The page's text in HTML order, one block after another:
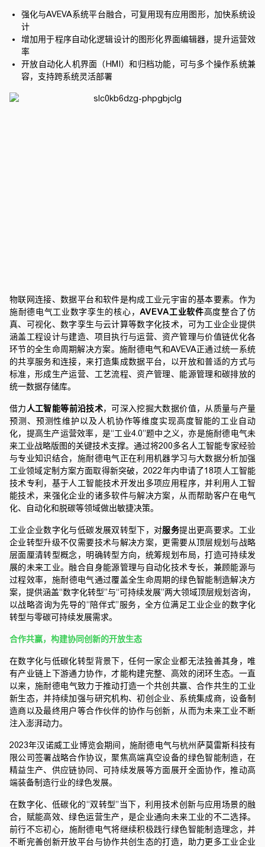
强化与AVEVA系统平台融合，可复用现有应用图形，加快系统设
计
增加用于程序自动化逻辑设计的图形化界面编辑器，提升运营效
率
开放自动化人机界面（HMI）和归档功能，可与多个操作系统兼
容，支持跨系统灵活部署
物联网连接、数据平台和软件是构成工业元宇宙的基本要素。作为
施耐德电气工业数字孪生的核心，AVEVA工业软件高度整合了仿
真、可视化、数字孪生与云计算等数字化技术，可为工业企业提供
涵盖工程设计与建造、项目执行与运营、资产管理与价值链优化各
环节的全生命周期解决方案。施耐德电气和AVEVA正通过统一系统
的共享服务和连接，来打造集成数据平台，以开放和普适的方式与
标准，形成生产运营、工艺流程、资产管理、能源管理和碳排放的
统一数据存储库。
借力 人工智能等前沿技术，可深入挖掘大数据价值，从质量与产量
预测、预测性维护以及人机协作等维度实现高度智能的工业自动
化，提高生产运营效率，是“工业4.0”题中之义，亦是施耐德电气未
来工业战略版图的关键技术支撑。通过将200多名人工智能专家经验
与专业知识结合， 施耐德电气正在利用机器学习与大数据分析加强
工业领域定制方案方面取得新突破，2022年内申请了18项人工智能
技术专利，基于人工智能技术开发出多项应用程序，并利用人工智
能技术，来强化企业的诸多软件与解决方案，从而帮助客户在电气
化、自动化和脱碳等领域做出敏捷决策。
工业企业数字化与低碳发展双转型下，对服务提出更高要求。工业
企业转型升级不仅需要技术与解决方案，更需要从顶层规划与战略
层面厘清转型概念，明确转型方向，统筹规划布局，打造可持续发
展的未来工业。融合自身能源管理与自动化技术专长，兼顾能源与
过程效率， 施耐德电气通过覆盖全生命周期的绿色智能制造解决方
案，提供涵盖“数字化转型”与“可持续发展”两大领域顶层规划咨询，
以战略咨询为先导的“陪伴式”服务，全方位满足工业企业的数字化
转型与零碳可持续发展需求。
合作共赢，构建协同创新的开放生态
在数字化与低碳化转型背景下，任何一家企业都无法独善其身，唯
有产业链上下游通力协作，才能构建完整、高效的闭环生态。一直
以来，施耐德电气致力于推动打造一个共创共赢、合作共生的工业
新生态，并持续加强与研究机构、初创企业、系统集成商，设备制
造商以及最终用户等合作伙伴的协作与创新，从而为未来工业不断
注入澎湃动力。
2023年汉诺威工业博览会期间， 施耐德电气与杭州萨莫雷斯科技有
限公司签署战略合作协议，聚焦高端真空设备的绿色智能制造，在
精益生产、供应链协同、可持续发展等方面展开全面协作，推动高
端装备制造行业的绿色发展。
在数字化、低碳化的“双转型”当下，利用技术创新与应用场景的融
合，赋能高效、绿色运营生产，是企业通向未来工业的不二选择。
前行不忘初心， 施耐德电气将继续积极践行绿色智能制造理念，并
不断完善创新开放平台与协作共创生态的打造，助力更多工业企业